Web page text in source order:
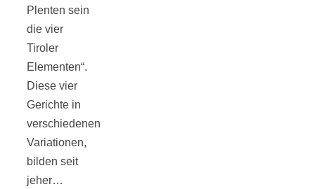
Plenten sein
die vier
Tiroler
Elementen“.
Diese vier
Gerichte in
verschiedenen
Variationen,
bilden seit
jeher…